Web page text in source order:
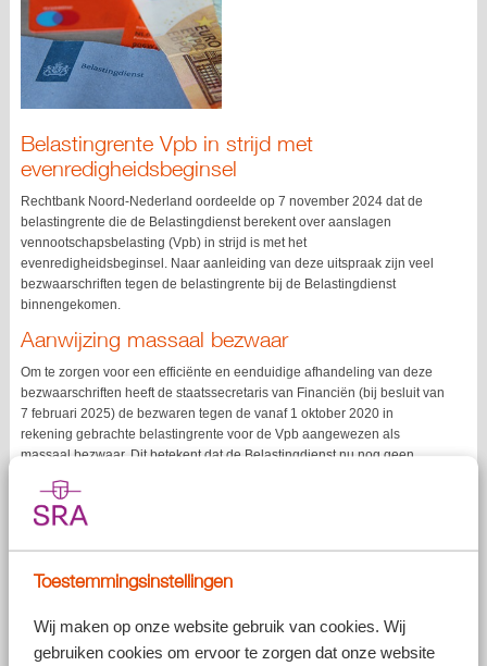
Toestemmingsinstellingen
Wij maken op onze website gebruik van cookies. Wij
gebruiken cookies om ervoor te zorgen dat onze website
Belastingrente Vpb in strijd met
evenredigheidsbeginsel
Rechtbank Noord-Nederland oordeelde op 7 november 2024 dat de
belastingrente die de Belastingdienst berekent over aanslagen
vennootschapsbelasting (Vpb) in strijd is met het
evenredigheidsbeginsel. Naar aanleiding van deze uitspraak zijn veel
bezwaarschriften tegen de belastingrente bij de Belastingdienst
binnengekomen.
Aanwijzing massaal bezwaar
Om te zorgen voor een efficiënte en eenduidige afhandeling van deze
bezwaarschriften heeft de staatssecretaris van Financiën (bij besluit van
7 februari 2025) de bezwaren tegen de vanaf 1 oktober 2020 in
rekening gebrachte belastingrente voor de Vpb aangewezen als
massaal bezwaar. Dit betekent dat de Belastingdienst nu nog geen
De staatssecretaris heeft sprongcassatie - dit betekent dat het hoger
Raad doet de Belastingdienst één gezamenlijke collectieve uitspraak op
Wel tijdig bezwaar maken!